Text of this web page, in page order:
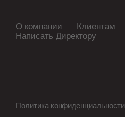
О компании Клиентам
Написать Директору
Политика конфиденциальности